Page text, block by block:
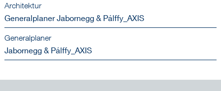
Architektur
Generalplaner Jabornegg & Pálffy_AXIS
Generalplaner
Jabornegg & Pálffy_AXIS